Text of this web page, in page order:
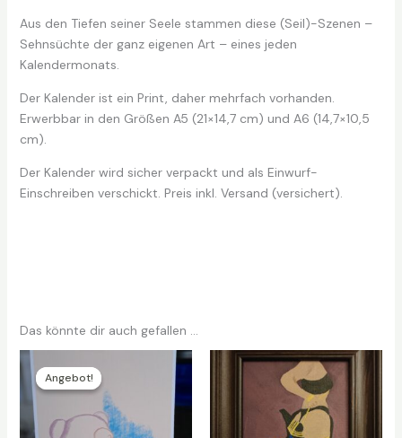
Aus den Tiefen seiner Seele stammen diese (Seil)-Szenen –
Sehnsüchte der ganz eigenen Art – eines jeden
Kalendermonats.
Der Kalender ist ein Print, daher mehrfach vorhanden.
Erwerbbar in den Größen A5 (21×14,7 cm) und A6 (14,7×10,5
cm).
Der Kalender wird sicher verpackt und als Einwurf-
Einschreiben verschickt. Preis inkl. Versand (versichert).
Das könnte dir auch gefallen …
Angebot!
Angebot!